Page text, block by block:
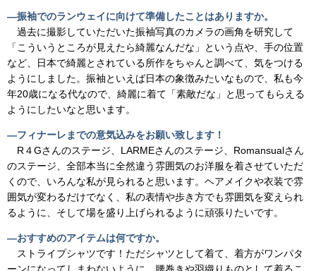
―振袖でのランウェイに向けて準備したことはありますか。
過去に撮影していただいた振袖写真のカメラの画角を研究して
「こういうところが見えたら綺麗なんだな」という点や、手の位置
など、日本で綺麗とされている所作をちゃんと調べて、気をつける
ようにしました。振袖といえば日本の象徴みたいなもので、私も今
年20歳になる代なので、綺麗に着て「素敵だな」と思ってもらえる
ようにしたいなと思います。
―フィナーレまでの意気込みをお願い致します！
R４Gさんのステージ、LARMEさんのステージ、Romansualさん
のステージ、全部本当に全然違う雰囲気のお洋服を着させていただ
くので、いろんな私が見られると思います。ヘアメイクや衣装で雰
囲気が変わるだけでなく、私の表情や歩き方でも雰囲気を変えられ
るように、そして場を盛り上げられるように頑張りたいです。
―おすすめのアイテムは何ですか。
ストライプシャツです！ただシャツとして着て、着方がワンパタ